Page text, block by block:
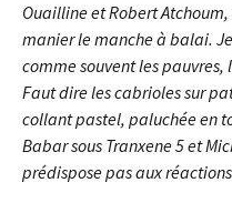
Ouailline et Robert
manier le manche à balai.
comme souvent les
Faut dire les cabrioles sur
collant pastel, paluchée en
Babar sous Tranxene 5 et
prédispose pas aux